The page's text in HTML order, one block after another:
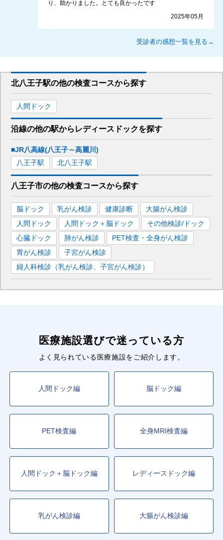
り、助かりました。とても良かったです
2025年05月
受診者の感想一覧を見る→
北八王子駅の他の検査コースから探す
人間ドック
沿線の他の駅から レディースドックを探す
■JR八高線(八王子～高麗川)
八王子駅 北八王子駅
八王子市の他の検査コースから探す
脳ドック 乳がん検診 健康診断
大腸がん検診
人間ドック
人間ドック＋脳ドック
その他検診/ドック
心臓ドック
肺がん検診
PET検査・全身がん検診
胃がん検診
子宮がん検診
婦人科検診（乳がん検診、子宮がん検診）
医療施設選びで迷っている方
よく見られている医療施設をご紹介します。
人間ドック編 脳ドック編
PET検査編 全身MRI検査編
人間ドック＋脳ドック編 レディースドック編
乳がん検診編 大腸がん検診編